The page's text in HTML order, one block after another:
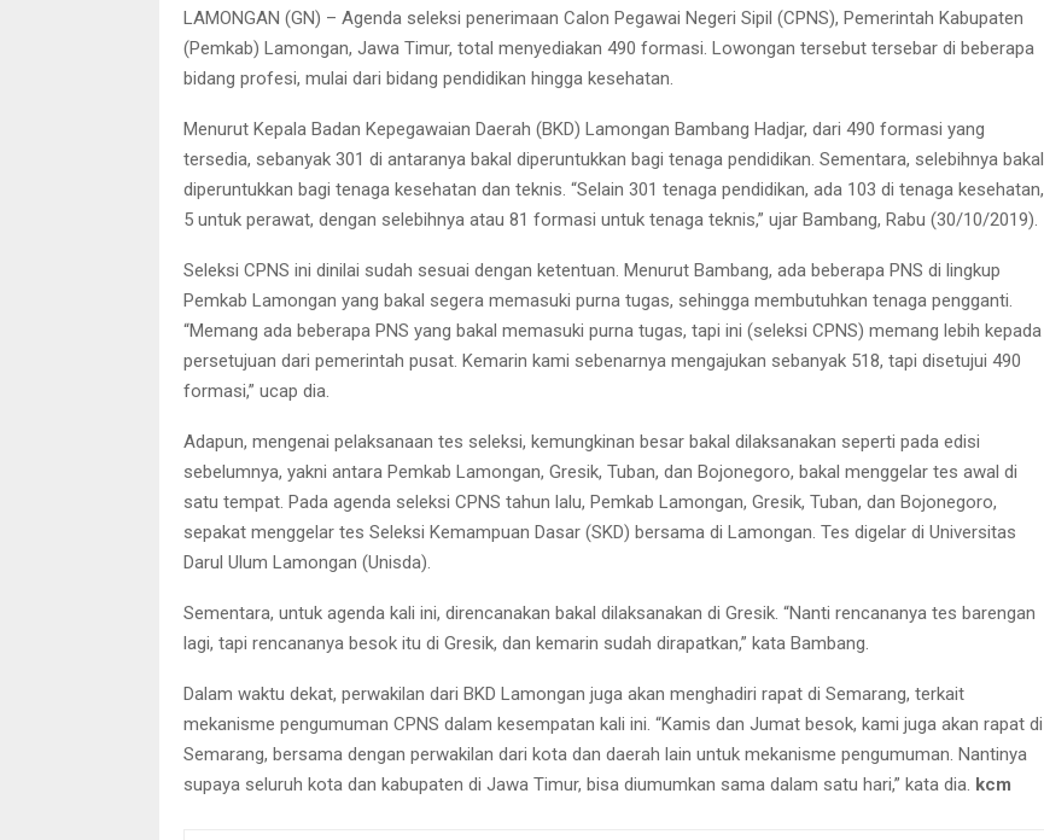
LAMONGAN (GN) – Agenda seleksi penerimaan Calon Pegawai Negeri Sipil (CPNS), Pemerintah Kabupaten
(Pemkab) Lamongan, Jawa Timur, total menyediakan 490 formasi. Lowongan tersebut tersebar di beberapa
bidang profesi, mulai dari bidang pendidikan hingga kesehatan.
Menurut Kepala Badan Kepegawaian Daerah (BKD) Lamongan Bambang Hadjar, dari 490 formasi yang
tersedia, sebanyak 301 di antaranya bakal diperuntukkan bagi tenaga pendidikan. Sementara, selebihnya bakal
diperuntukkan bagi tenaga kesehatan dan teknis. “Selain 301 tenaga pendidikan, ada 103 di tenaga kesehatan,
5 untuk perawat, dengan selebihnya atau 81 formasi untuk tenaga teknis,” ujar Bambang, Rabu (30/10/2019).
Seleksi CPNS ini dinilai sudah sesuai dengan ketentuan. Menurut Bambang, ada beberapa PNS di lingkup
Pemkab Lamongan yang bakal segera memasuki purna tugas, sehingga membutuhkan tenaga pengganti.
“Memang ada beberapa PNS yang bakal memasuki purna tugas, tapi ini (seleksi CPNS) memang lebih kepada
persetujuan dari pemerintah pusat. Kemarin kami sebenarnya mengajukan sebanyak 518, tapi disetujui 490
formasi,” ucap dia.
Adapun, mengenai pelaksanaan tes seleksi, kemungkinan besar bakal dilaksanakan seperti pada edisi
sebelumnya, yakni antara Pemkab Lamongan, Gresik, Tuban, dan Bojonegoro, bakal menggelar tes awal di
satu tempat. Pada agenda seleksi CPNS tahun lalu, Pemkab Lamongan, Gresik, Tuban, dan Bojonegoro,
sepakat menggelar tes Seleksi Kemampuan Dasar (SKD) bersama di Lamongan. Tes digelar di Universitas
Darul Ulum Lamongan (Unisda).
Sementara, untuk agenda kali ini, direncanakan bakal dilaksanakan di Gresik. “Nanti rencananya tes barengan
lagi, tapi rencananya besok itu di Gresik, dan kemarin sudah dirapatkan,” kata Bambang.
Dalam waktu dekat, perwakilan dari BKD Lamongan juga akan menghadiri rapat di Semarang, terkait
mekanisme pengumuman CPNS dalam kesempatan kali ini. “Kamis dan Jumat besok, kami juga akan rapat di
Semarang, bersama dengan perwakilan dari kota dan daerah lain untuk mekanisme pengumuman. Nantinya
supaya seluruh kota dan kabupaten di Jawa Timur, bisa diumumkan sama dalam satu hari,” kata dia. kcm